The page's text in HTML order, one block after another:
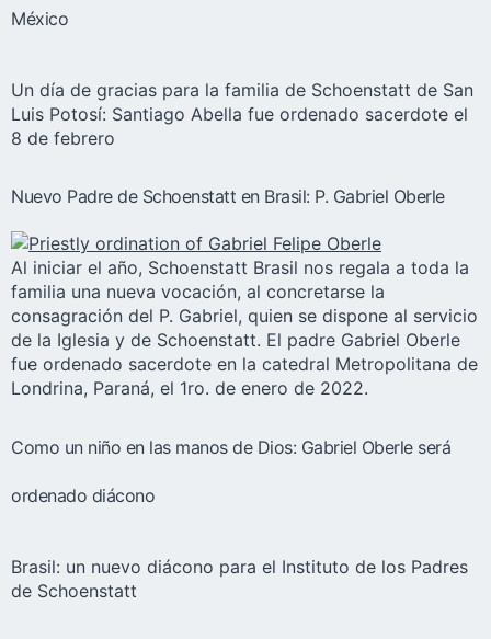
México
Un día de gracias para la familia de Schoenstatt de San
Luis Potosí: Santiago Abella fue ordenado sacerdote el
8 de febrero
Nuevo Padre de Schoenstatt en Brasil: P. Gabriel Oberle
Al iniciar el año, Schoenstatt Brasil nos regala a toda la
familia una nueva vocación, al concretarse la
consagración del P. Gabriel, quien se dispone al servicio
de la Iglesia y de Schoenstatt. El padre Gabriel Oberle
fue ordenado sacerdote en la catedral Metropolitana de
Londrina, Paraná, el 1ro. de enero de 2022.
Como un niño en las manos de Dios: Gabriel Oberle será
ordenado diácono
Brasil: un nuevo diácono para el Instituto de los Padres
de Schoenstatt